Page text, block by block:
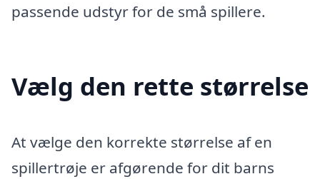
passende udstyr for de små spillere.
Vælg den rette størrelse
At vælge den korrekte størrelse af en
spillertrøje er afgørende for dit barns